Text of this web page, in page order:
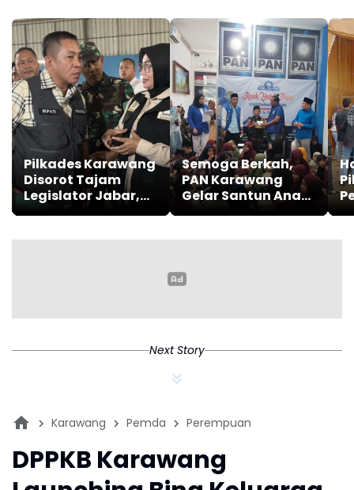
Pilkades Karawang
Disorot Tajam
Legislator Jabar,
Ini Masalahnya
Semoga Berkah,
PAN Karawang
Gelar Santun Anak
Yatim Piatu
Next Story
Karawang Pemda Perempuan
DPPKB Karawang